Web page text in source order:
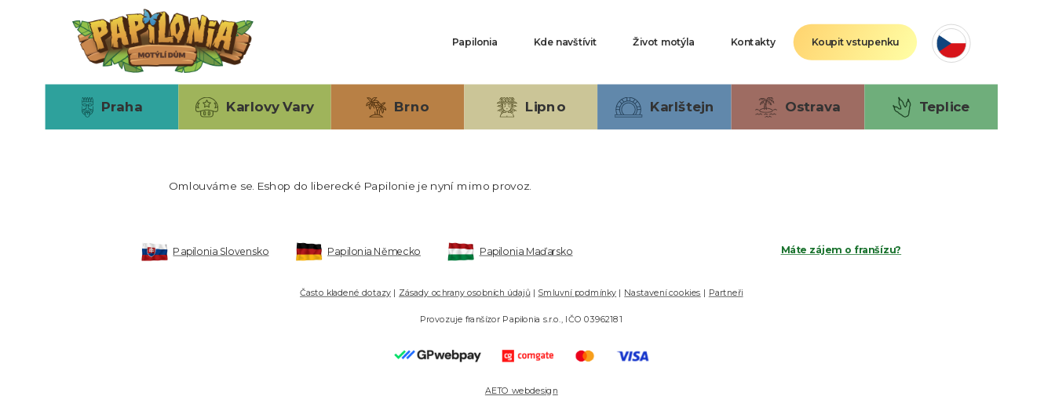
Hlavní
Papilonia Kde navštívit Život motýla Kontakty Koupit vstupenku
Praha Karlovy Vary Brno Lipno Karlštejn Ostrava Teplice
Omlouváme se. Eshop do liberecké Papilonie je nyní mimo provoz.
Papilonia Slovensko Papilonia Německo Papilonia Maďarsko Máte zájem o franšízu?
Často kladené dotazy | Zásady ochrany osobních údajů| Smluvní podmínky | Nastavení cookies | Partneři
Provozuje franšízor Papilonia s.r.o., IČO 03962181
AETO webdesign